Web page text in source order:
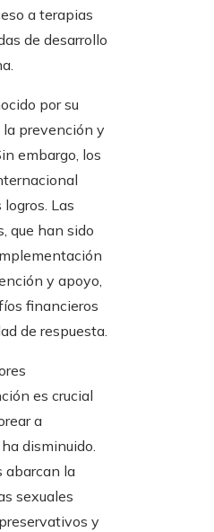
a terapias
de desarrollo
por su
prevención y
embargo, los
Las
que han sido
y apoyo,
financieros
de respuesta.
es crucial
a
disminuido.
abarcan la
sexuales
y